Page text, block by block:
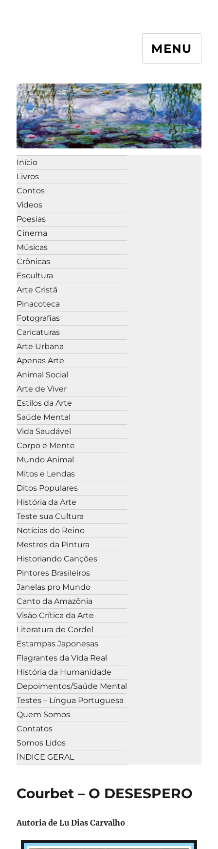
MENU
Início
Livros
Contos
Vídeos
Poesias
Cinema
Músicas
Crônicas
Escultura
Arte Cristã
Pinacoteca
Fotografias
Caricaturas
Arte Urbana
Apenas Arte
Animal Social
Arte de Viver
Estilos da Arte
Saúde Mental
Vida Saudável
Corpo e Mente
Mundo Animal
Mitos e Lendas
Ditos Populares
História da Arte
Teste sua Cultura
Notícias do Reino
Mestres da Pintura
Historiando Canções
Pintores Brasileiros
Janelas pro Mundo
Canto da Amazônia
Visão Crítica da Arte
Literatura de Cordel
Estampas Japonesas
Flagrantes da Vida Real
História da Humanidade
Depoimentos/Saúde Mental
Testes – Língua Portuguesa
Quem Somos
Contatos
Somos Lidos
ÍNDICE GERAL
Courbet – O DESESPERO
Autoria de Lu Dias Carvalho